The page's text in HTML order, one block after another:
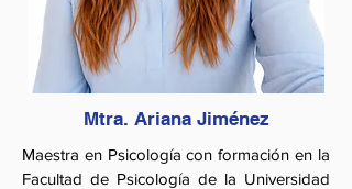
Mtra. Ariana Jiménez
Maestra en Psicología con formación en la
Facultad de Psicología de la Universidad